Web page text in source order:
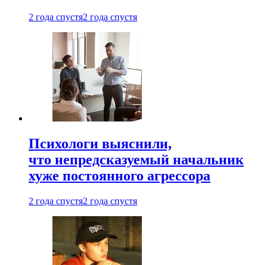
2 года спустя2 года спустя
Психологи выяснили,
что непредсказуемый начальник
хуже постоянного агрессора
2 года спустя2 года спустя